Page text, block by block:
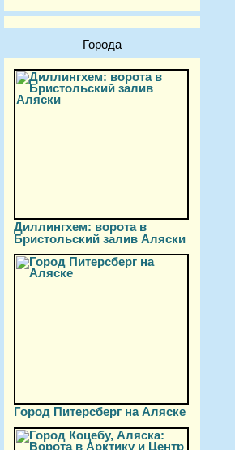
Города
Диллингхем: ворота в
Бристольский залив Аляски
Город Питерсберг на Аляске